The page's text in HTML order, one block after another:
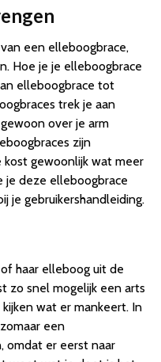
een elleboogbrace,
Hoe je je elleboogbrace
elleboogbrace tot
trek je aan
over je arm
zijn
gewoonlijk wat meer
je deze elleboogbrace
je gebruikershandleiding.
haar elleboog uit de
zo snel mogelijk een arts
wat er mankeert. In
een
omdat er eerst naar